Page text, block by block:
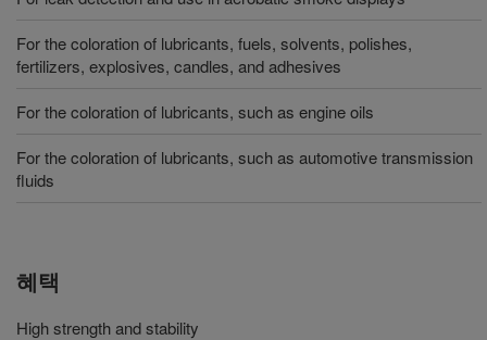
For the coloration of lubricants, fuels, solvents, polishes,
fertilizers, explosives, candles, and adhesives
For the coloration of lubricants, such as engine oils
For the coloration of lubricants, such as automotive transmission
fluids
혜택
High strength and stability